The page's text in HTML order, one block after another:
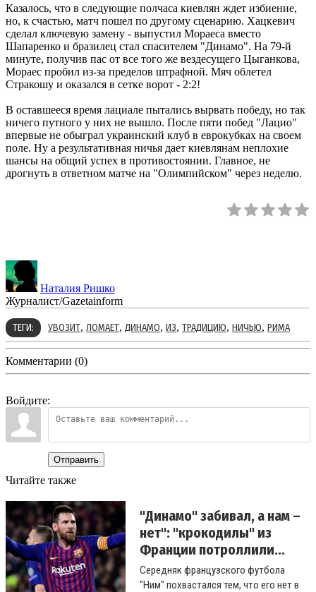
Казалось, что в следующие полчаса киевлян ждет избиение,
но, к счастью, матч пошел по другому сценарию. Хацкевич
сделал ключевую замену - выпустил Мораеса вместо
Шапаренко и бразилец стал спасителем "Динамо". На 79-й
минуте, получив пас от все того же вездесущего Цыганкова,
Мораес пробил из-за пределов штрафной. Мяч облетел
Стракошу и оказался в сетке ворот - 2:2!
В оставшееся время лациале пытались вырвать победу, но так
ничего путного у них не вышло. После пяти побед "Лацио"
впервые не обыграл украинский клуб в еврокубках на своем
поле. Ну а результативная ничья дает киевлянам неплохие
шансы на общий успех в противостоянии. Главное, не
дрогнуть в ответном матче на "Олимпийском" через неделю.
Наталия Ришко
Журналист/Gazetainform
ТЕГИ: УВОЗИТ, ЛОМАЕТ, ДИНАМО, ИЗ, ТРАДИЦИЮ, НИЧЬЮ, РИМА
Комментарии (0)
Войдите:
Отправить
Читайте также
"Динамо" забивал, а нам –
нет": "крокодилы" из
Франции потроллили...
Середняк французского футбола
"Ним" похвастался тем, что его нет в